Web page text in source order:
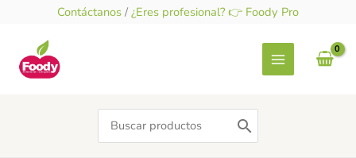
contenido
Contáctanos / ¿Eres profesional? 👉 Foody Pro
Search
for: